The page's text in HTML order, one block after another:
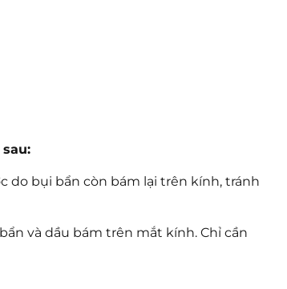
do bụi bẩn còn bám lại trên kính, tránh
và dầu bám trên mắt kính. Chỉ cần